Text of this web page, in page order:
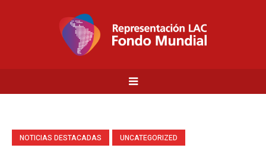
NOTICIAS DESTACADAS UNCATEGORIZED